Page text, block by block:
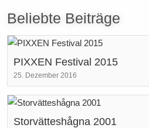
Beliebte Beiträge
PIXXEN Festival 2015
25. Dezember 2016
Storvätteshågna 2001